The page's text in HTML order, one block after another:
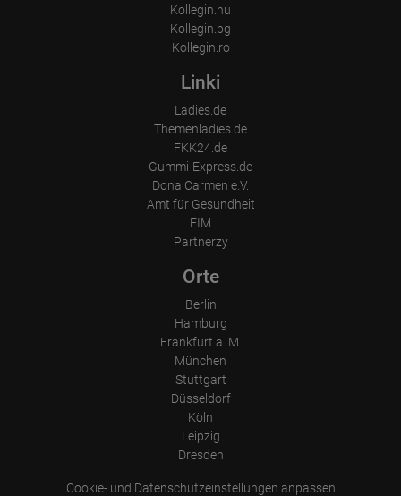
Kollegin.hu
Kollegin.bg
Kollegin.ro
Linki
Ladies.de
Themenladies.de
FKK24.de
Gummi-Express.de
Dona Carmen e.V.
Amt für Gesundheit
FIM
Partnerzy
Orte
Berlin
Hamburg
Frankfurt a. M.
München
Stuttgart
Düsseldorf
Köln
Leipzig
Dresden
Cookie- und Datenschutzeinstellungen anpassen